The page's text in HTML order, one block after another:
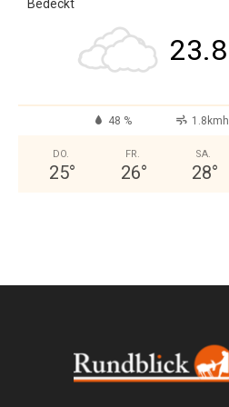
Bedeckt
23.8
48 % 1.8kmh
DO.
25°
FR.
26°
SA.
28°